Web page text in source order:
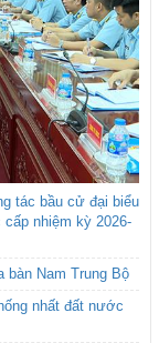
tác bầu cử đại biểu
nhiệm kỳ 2026-
bàn Nam Trung Bộ
nhất đất nước